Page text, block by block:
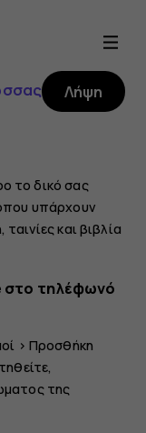
Λήψη
το δικό σας
υπάρχουν
και βιβλία
στο τηλέφωνό
> Προσθήκη
της